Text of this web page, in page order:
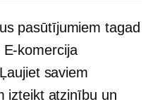
pasūtījumiem tagad
E-komercija
saviem
izteikt atzinību un